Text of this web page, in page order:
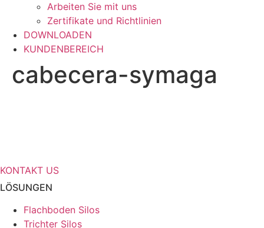
Arbeiten Sie mit uns
Zertifikate und Richtlinien
DOWNLOADEN
KUNDENBEREICH
cabecera-symaga
KONTAKT US
LÖSUNGEN
Flachboden Silos
Trichter Silos